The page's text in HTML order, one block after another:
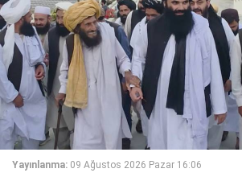
Yayınlanma: 09 Ağustos 2026 Pazar 16:06